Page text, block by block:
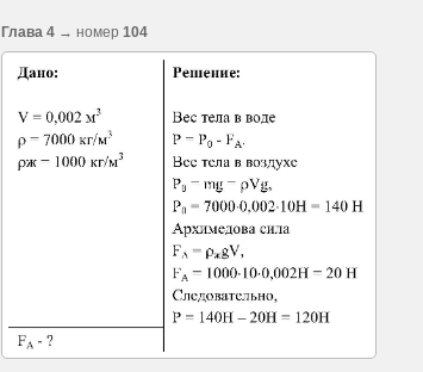
Глава 4 → номер 104